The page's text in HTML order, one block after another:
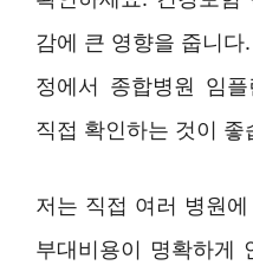
감에 큰 영향을 줍니
정에서 종합병원 임
직접 확인하는 것이 좋
저는 직접 여러 병원
부대비용이 명확하게